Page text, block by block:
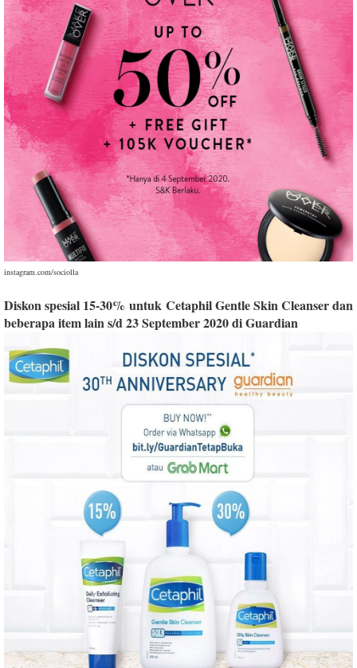
instagram.com/sociolla
Diskon spesial 15-30% untuk Cetaphil Gentle Skin Cleanser dan
beberapa item lain s/d 23 September 2020 di Guardian